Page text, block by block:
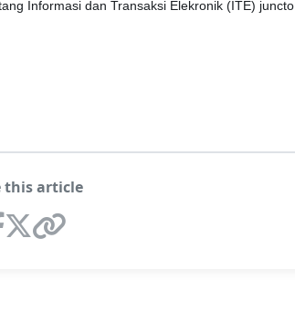
Informasi dan Transaksi Elekronik (ITE) juncto
this article